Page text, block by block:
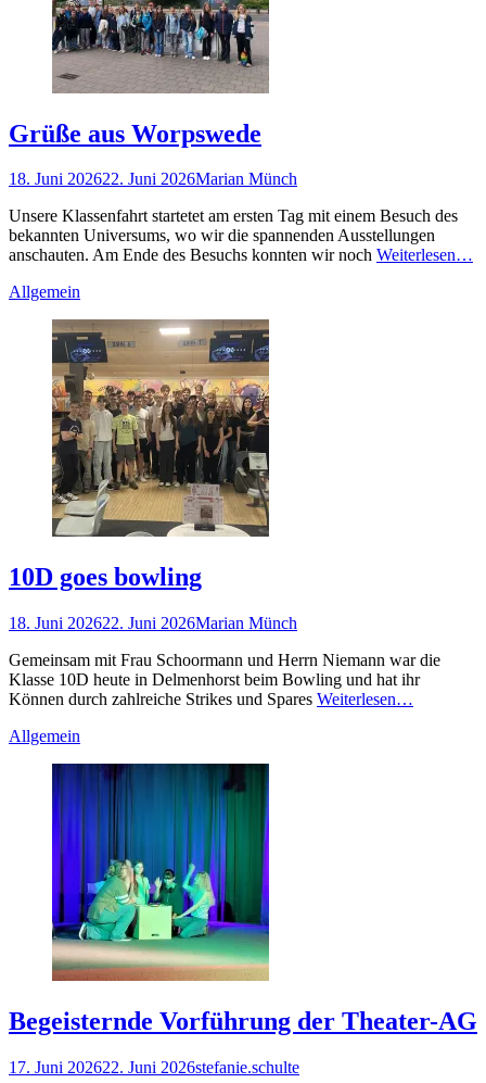
Grüße aus Worpswede
Gepostet
18. Juni 202622. Juni 2026Autor
Marian Münch
Unsere Klassenfahrt startetet am ersten Tag mit einem Besuch des
bekannten Universums, wo wir die spannenden Ausstellungen
anschauten. Am Ende des Besuchs konnten wir noch Weiterlesen…
Kategorien
Allgemein
10D goes bowling
Gepostet
18. Juni 202622. Juni 2026Autor
Marian Münch
Gemeinsam mit Frau Schoormann und Herrn Niemann war die
Klasse 10D heute in Delmenhorst beim Bowling und hat ihr
Können durch zahlreiche Strikes und Spares Weiterlesen…
Kategorien
Allgemein
Begeisternde Vorführung der Theater-AG
Gepostet
17. Juni 202622. Juni 2026Autor
stefanie.schulte